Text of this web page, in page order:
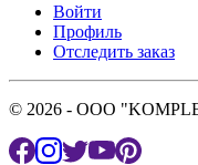
Войти
Профиль
Отследить заказ
© 2026 - OOO